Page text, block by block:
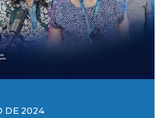
DE 2024